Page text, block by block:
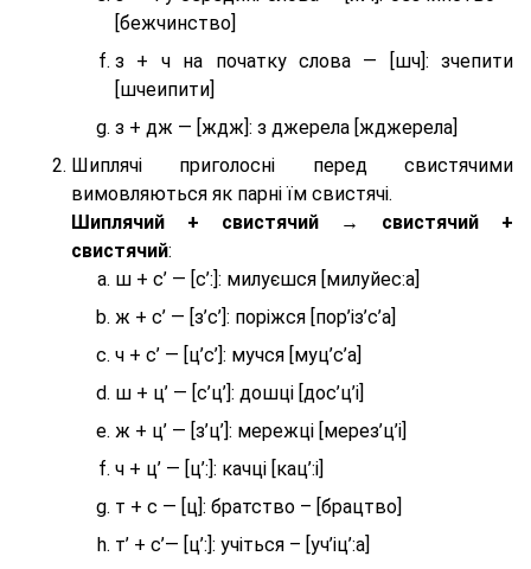
[бежчинство]
з + ч на початку слова — [шч]: зчепити
[шчеипити]
з + дж — [ждж]: з джерела [жджерела]
Шиплячі приголосні перед свистячими
вимовляються як парні їм свистячі.
Шиплячий + свистячий → свистячий +
свистячий:
ш + с’ — [с’:]: милуєшся [милуйес:а]
ж + с’ — [з’с’]: поріжся [пор’із’с’а]
ч + с’ — [ц’с’]: мучся [муц’с’а]
ш + ц’ — [с’ц’]: дошці [дос’ц’і]
ж + ц’ — [з’ц’]: мережці [мерез’ц’і]
ч + ц’ — [ц’:]: качці [кац’:і]
т + с — [ц]: братство – [брaцтво]
т’ + с’— [ц’:]: учіться – [уч’іц’:a]